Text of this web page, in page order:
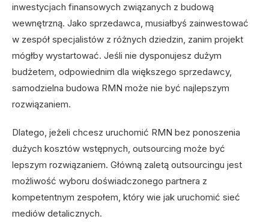
inwestycjach finansowych związanych z budową
wewnętrzną. Jako sprzedawca, musiałbyś zainwestować
w zespół specjalistów z różnych dziedzin, zanim projekt
mógłby wystartować. Jeśli nie dysponujesz dużym
budżetem, odpowiednim dla większego sprzedawcy,
samodzielna budowa RMN może nie być najlepszym
rozwiązaniem.
Dlatego, jeżeli chcesz uruchomić RMN bez ponoszenia
dużych kosztów wstępnych, outsourcing może być
lepszym rozwiązaniem. Główną zaletą outsourcingu jest
możliwość wyboru doświadczonego partnera z
kompetentnym zespołem, który wie jak uruchomić sieć
mediów detalicznych.